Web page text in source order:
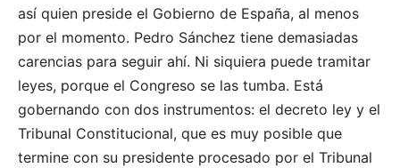
así quien preside el Gobierno de España, al menos
por el momento. Pedro Sánchez tiene demasiadas
carencias para seguir ahí. Ni siquiera puede tramitar
leyes, porque el Congreso se las tumba. Está
gobernando con dos instrumentos: el decreto ley y el
Tribunal Constitucional, que es muy posible que
termine con su presidente procesado por el Tribunal